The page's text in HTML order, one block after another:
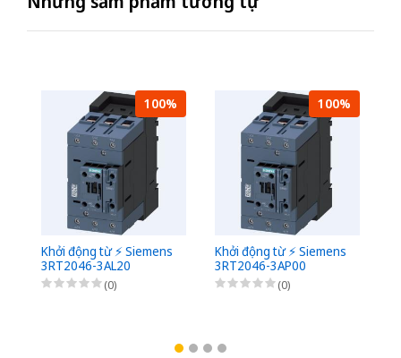
100%
Khởi động từ ⚡️ Siemens
3RT2046-3AL20
(0)
100%
Khởi động từ ⚡️ Siemens
3RT2046-3AP00
(0)